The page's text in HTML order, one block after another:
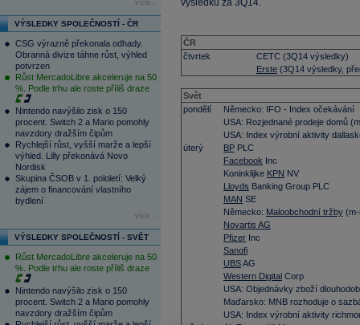
více...
VÝSLEDKY SPOLEČNOSTÍ - ČR
CSG výrazně překonala odhady.
Obranná divize táhne růst, výhled
potvrzen
Růst MercadoLibre akceleruje na 50
%. Podle trhu ale roste příliš draze
Nintendo navýšilo zisk o 150
procent. Switch 2 a Mario pomohly
navzdory dražším čipům
Rychlejší růst, vyšší marže a lepší
výhled. Lilly překonává Novo
Nordisk
Skupina ČSOB v 1. pololetí: Velký
zájem o financování vlastního
bydlení
více...
VÝSLEDKY SPOLEČNOSTÍ - SVĚT
Růst MercadoLibre akceleruje na 50
%. Podle trhu ale roste příliš draze
Nintendo navýšilo zisk o 150
procent. Switch 2 a Mario pomohly
navzdory dražším čipům
výsledků za 3Q14.
ČR
čtvrtek
CETC (3Q14 výsledky)
Erste (3Q14 výsledky,
Svět
pondělí
Německo: IFO - Index očekávání
USA: Rozjednané prodeje domů
USA: Index výrobní aktivity
úterý
BP PLC
Facebook Inc
Koninklijke KPN NV
Lloyds Banking Group PLC
MAN SE
Německo: Maloobchodní tržby
Novartis AG
Pfizer Inc
Sanofi
UBSAG
Western Digital Corp
USA: Objednávky zboží
Maďarsko: MNB rozhoduje o
USA: Index výrobní aktivity